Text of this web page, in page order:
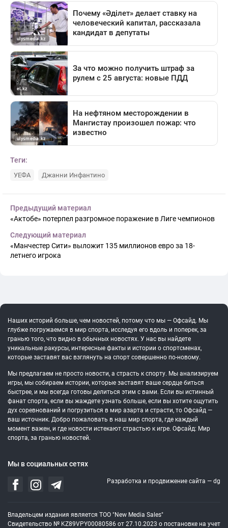
Теги:
УЕФА Джанни Инфантино
Предыдущий материал
«Актобе» потерпел разгромное поражение в Лиге чемпионов
Следующий материал
«Манчестер Сити» выложит 135 миллионов евро за 18-
летнего игрока
Наших историй больше, чем новостей, потому что мы — Офсайд. Мы
глубже погружаемся в мир спорта, исследуя его вдоль и поперек, за
гранью того, что видно в обычных новостях. У нас вы найдете
уникальные ракурсы, интересные факты и истории о спортсменах,
которые заставят вас взглянуть на спорт совершенно по-новому.
Мы предлагаем не просто новости, а страсть к спорту. Мы анализируем
игры, мы собираем истории, которые заставят ваше сердце биться
быстрее, и мы всегда готовы делиться этим с вами. Если вы истинный
фанат спорта, если вы жаждете узнать больше, если вы хотите ощутить
дух соревнований и погрузиться в мир азарта и страсти, то Офсайд —
ваш источник. Добро пожаловать в наш мир спорта, где каждый
момент важен, и где новости истекают страстью к игре. Офсайд: Мир
спорта, за гранью новостей.
Мы в социальных сетях
Разработка и продвижение сайта — dg
Владельцем издания является ТОО "New Media Sales"
Свидетельство № KZ89VPY00080586 от 27.10.2023 о постановке на учет